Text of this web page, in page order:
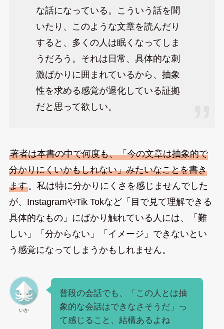
な話になっている。こういう話を聞
いたり、このような文章を読んだり
すると、多くの人は眠くなってしま
うだろう。それは日常、具体的な刺
激ばかりに囲まれているから、抽象
性を求める感覚が退化している証拠
だと思って欲しい。
著者は本書の中で何度も、「今の文章は抽象的で
分かりにくいかもしれない」みたいなことを書き
ます。私は特に分かりにくさを感じませんでした
が、InstagramやTik Tokなど「目で見て理解できる
具体的なもの」にばかり触れている人には、「難
しい」「分からない」「イメージ」できないとい
う感覚になってしまうかもしれません。
いか
普段の会話でも、「この人とは抽
象的な会話はできなさそうだ」っ
て感じること、結構あるよね